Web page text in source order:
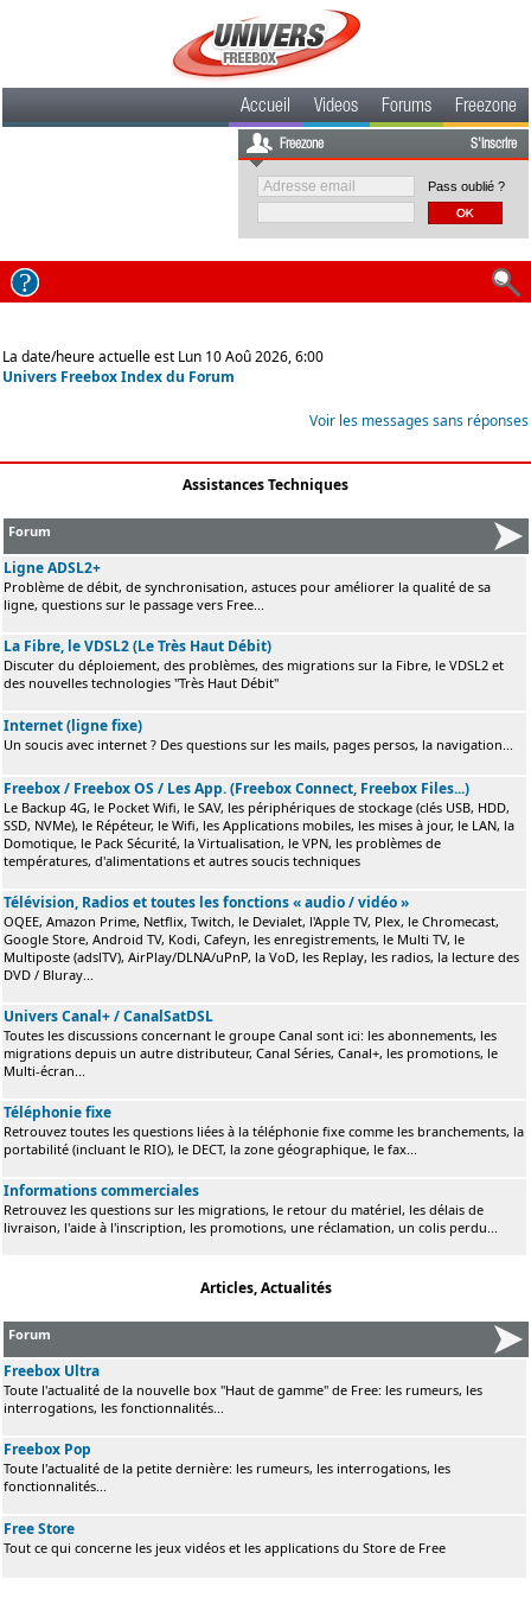
Accueil Videos Forums Freezone
Freezone S'inscrire
Pass oublié ?
La date/heure actuelle est Lun 10 Aoû 2026, 6:00
Univers Freebox Index du Forum
Voir les messages sans réponses
Assistances Techniques
Forum
Ligne ADSL2+
Problème de débit, de synchronisation, astuces pour améliorer la qualité de sa
ligne, questions sur le passage vers Free...
La Fibre, le VDSL2 (Le Très Haut Débit)
Discuter du déploiement, des problèmes, des migrations sur la Fibre, le VDSL2 et
des nouvelles technologies "Très Haut Débit"
Internet (ligne fixe)
Un soucis avec internet ? Des questions sur les mails, pages persos, la navigation...
Freebox / Freebox OS / Les App. (Freebox Connect, Freebox Files...)
Le Backup 4G, le Pocket Wifi, le SAV, les périphériques de stockage (clés USB, HDD,
SSD, NVMe), le Répéteur, le Wifi, les Applications mobiles, les mises à jour, le LAN, la
Domotique, le Pack Sécurité, la Virtualisation, le VPN, les problèmes de
températures, d'alimentations et autres soucis techniques
Télévision, Radios et toutes les fonctions « audio / vidéo »
OQEE, Amazon Prime, Netflix, Twitch, le Devialet, l'Apple TV, Plex, le Chromecast,
Google Store, Android TV, Kodi, Cafeyn, les enregistrements, le Multi TV, le
Multiposte (adslTV), AirPlay/DLNA/uPnP, la VoD, les Replay, les radios, la lecture des
DVD / Bluray...
Univers Canal+ / CanalSatDSL
Toutes les discussions concernant le groupe Canal sont ici: les abonnements, les
migrations depuis un autre distributeur, Canal Séries, Canal+, les promotions, le
Multi-écran...
Téléphonie fixe
Retrouvez toutes les questions liées à la téléphonie fixe comme les branchements, la
portabilité (incluant le RIO), le DECT, la zone géographique, le fax...
Informations commerciales
Retrouvez les questions sur les migrations, le retour du matériel, les délais de
livraison, l'aide à l'inscription, les promotions, une réclamation, un colis perdu...
Articles, Actualités
Forum
Freebox Ultra
Toute l'actualité de la nouvelle box "Haut de gamme" de Free: les rumeurs, les
interrogations, les fonctionnalités...
Freebox Pop
Toute l'actualité de la petite dernière: les rumeurs, les interrogations, les
fonctionnalités...
Free Store
Tout ce qui concerne les jeux vidéos et les applications du Store de Free